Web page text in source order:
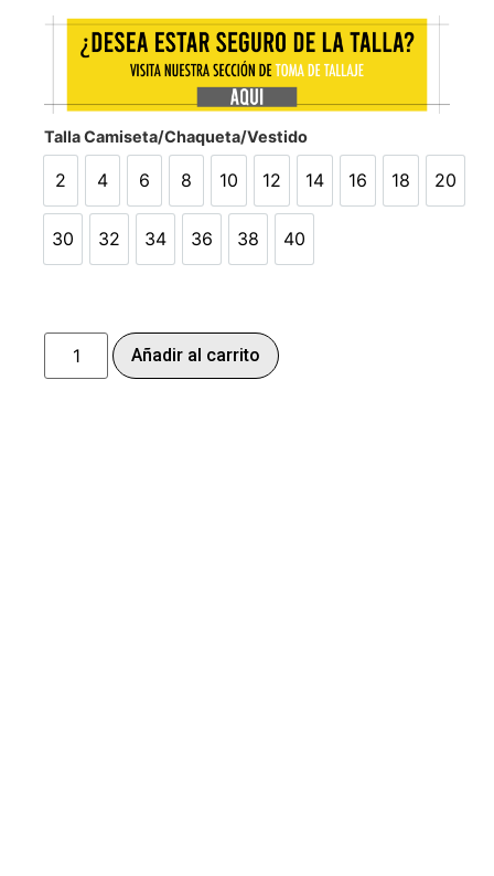
Talla Camiseta/Chaqueta/Vestido
2 4 6 8
8
10 12 14 16 18
18
20
30 32 34 36 38
38
40
Añadir al carrito